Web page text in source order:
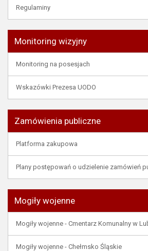
Regulaminy
Monitoring wizyjny
Monitoring na posesjach
Wskazówki Prezesa UODO
Zamówienia publiczne
Platforma zakupowa
Plany postępowań o udzielenie zamówień
Mogiły wojenne
Mogiły wojenne - Cmentarz Komunalny w
Mogiły wojenne - Chełmsko Śląskie